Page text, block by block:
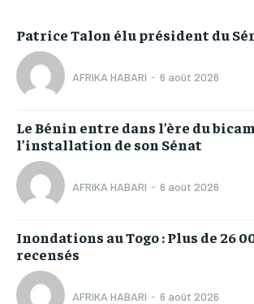
Patrice Talon élu président du
AFRIKA HABARI - 6 août 2026
Le Bénin entre dans l’ère du
l’installation de son Sénat
AFRIKA HABARI - 6 août 2026
Inondations au Togo : Plus de 26
recensés
AFRIKA HABARI - 6 août 2026